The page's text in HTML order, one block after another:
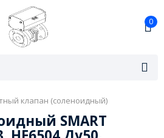
0
клапан (соленоидный)
SMART